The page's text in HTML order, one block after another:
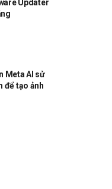
Updater
Meta AI sử
để tạo ảnh